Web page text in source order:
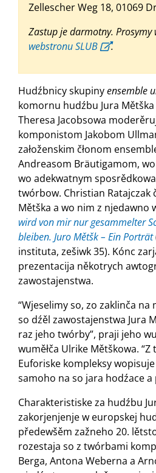
Zellescher Weg 18, 01069
Zastup je darmotny. Prosymy
webstronu SLUB
.
Hudźbnicy skupinyensemble
komornu hudźbu Jura
Theresa Jacobsowa
komponistom Jakobom
załoženskim čłonom
Andreasom Bräutigamom,
wo adekwatnym
twórbow. Christian Ratajczak
Mětška a wo nim z njedawno
wird von mir nur gesammelter
bleiben. Juro Mětšk – Ein Porträt
instituta, zešiwk 35). Kónc
prezentacija někotrych
zawostajenstwa.
“Wjeselimy so, zo zaklinča
so dźěl zawostajenstwa Jura
raz jeho twórby”, praji jeho
wuměłča Ulrike Mětškowa.
Euforiske kompleksy
samoho na so jara hodźace
Charakteristiske za hudźbu
zakorjenjenje w europskej
předewšěm zažneho 20.
rozestaja so z twórbami
Berga, Antona Weberna a